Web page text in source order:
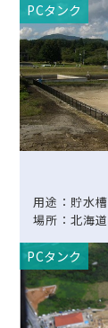
PCタンク
用途：貯水槽
場所：北海
PCタンク